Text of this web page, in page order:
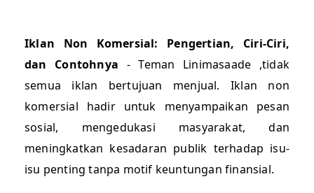
Iklan Non Komersial: Pengertian, Ciri-Ciri,
dan Contohnya - Teman Linimasaade ,tidak
semua iklan bertujuan menjual. Iklan non
komersial hadir untuk menyampaikan pesan
sosial, mengedukasi masyarakat, dan
meningkatkan kesadaran publik terhadap isu-
isu penting tanpa motif keuntungan finansial.